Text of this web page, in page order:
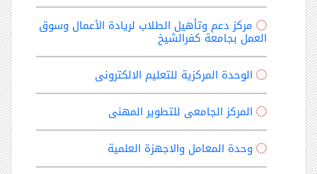
مركز دعم وتأهيل الطلاب لريادة الأعمال وسوق
العمل بجامعة كفرالشيخ
الوحدة المركزية للتعليم الالكترونى
المركز الجامعى للتطوير المهنى
وحدة المعامل والاجهزة العلمية